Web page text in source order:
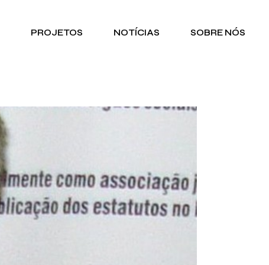
PROJETOS NOTÍCIAS SOBRE NÓS